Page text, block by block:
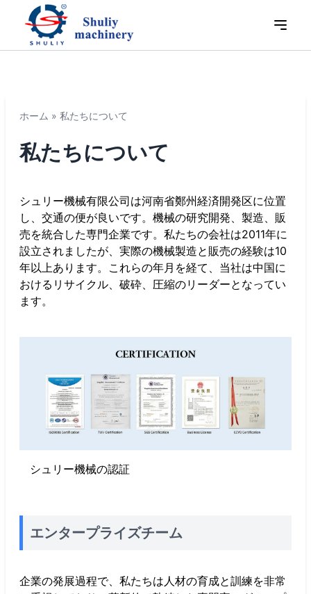
ホーム » 私たちについて
私たちについて
シュリー機械有限公司は河南省鄭州経済開発区に位置
し、交通の便が良いです。機械の研究開発、製造、販
売を統合した専門企業です。私たちの会社は2011年に
設立されましたが、実際の機械製造と販売の経験は10
年以上あります。これらの年月を経て、当社は中国に
おけるリサイクル、破砕、圧縮のリーダーとなってい
ます。
シュリー機械の認証
エンタープライズチーム
企業の発展過程で、私たちは人材の育成と訓練を非常